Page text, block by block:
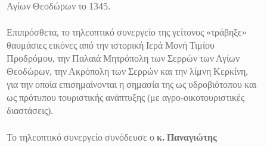
Αγίων Θεοδώρων το 1345.
Επιπρόσθετα, το τηλεοπτικό συνεργείο της γείτονος «τράβηξε»
θαυμάσιες εικόνες από την ιστορική Ιερά Μονή Τιμίου
Προδρόμου, την Παλαιά Μητρόπολη των Σερρών των Αγίων
Θεοδώρων, την Ακρόπολη των Σερρών και την λίμνη Κερκίνη,
για την οποία επισημαίνονται η σημασία της ως υδροβιότοπου και
ως πρότυπου τουριστικής ανάπτυξης (με αγρο-οικοτουριστικές
διαστάσεις).
Το τηλεοπτικό συνεργείο συνόδευσε οκ. Παναγιώτης